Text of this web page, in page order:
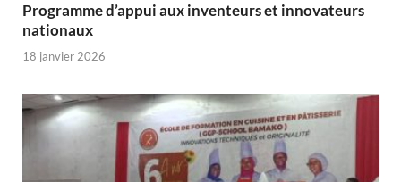
Programme d’appui aux inventeurs et innovateurs
nationaux
18 janvier 2026